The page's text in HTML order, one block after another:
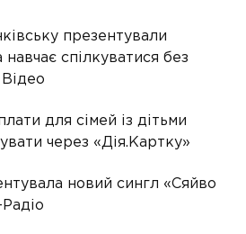
презентували
навчає спілкуватися без
для сімей із дітьми
через «Дія.Картку»
новий сингл «Сяйво